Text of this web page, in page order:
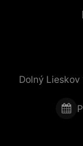
Dolný Lieskov